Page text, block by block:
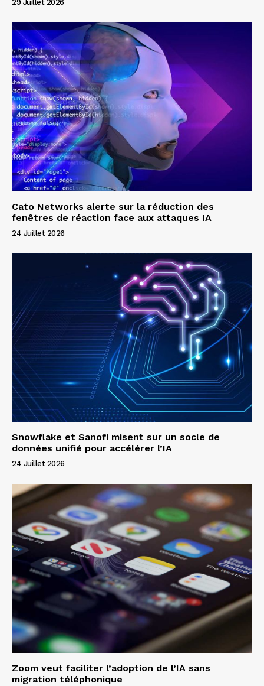
29 Juillet 2026
Cato Networks alerte sur la réduction des
fenêtres de réaction face aux attaques IA
24 Juillet 2026
Snowflake et Sanofi misent sur un socle de
données unifié pour accélérer l’IA
24 Juillet 2026
Zoom veut faciliter l’adoption de l’IA sans
migration téléphonique